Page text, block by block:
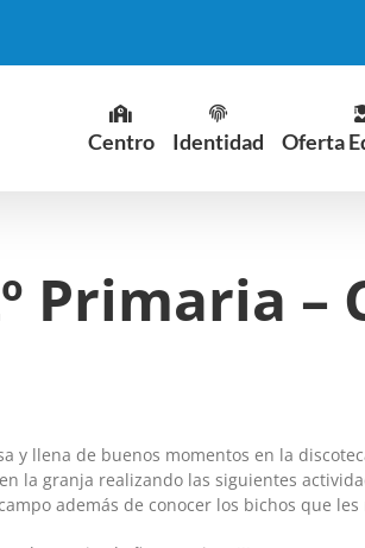
Centro Identidad Oferta
Primaria –
y llena de buenos momentos en la
la granja realizando las siguientes
además de conocer los bichos que les